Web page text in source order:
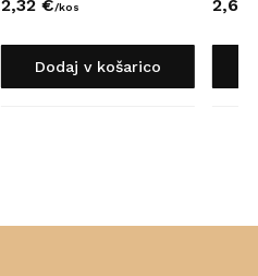
2,32 €/kos
Dodaj v košarico
2,64